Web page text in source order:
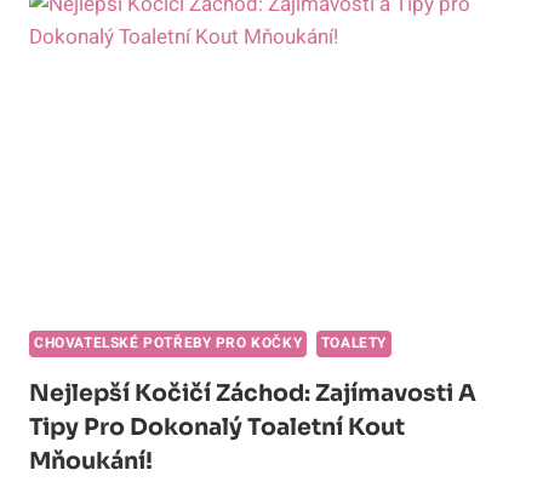
CHOVATELSKÉ POTŘEBY PRO KOČKY TOALETY
Nejlepší Kočičí Záchod: Zajímavosti A
Tipy Pro Dokonalý Toaletní Kout
Mňoukání!